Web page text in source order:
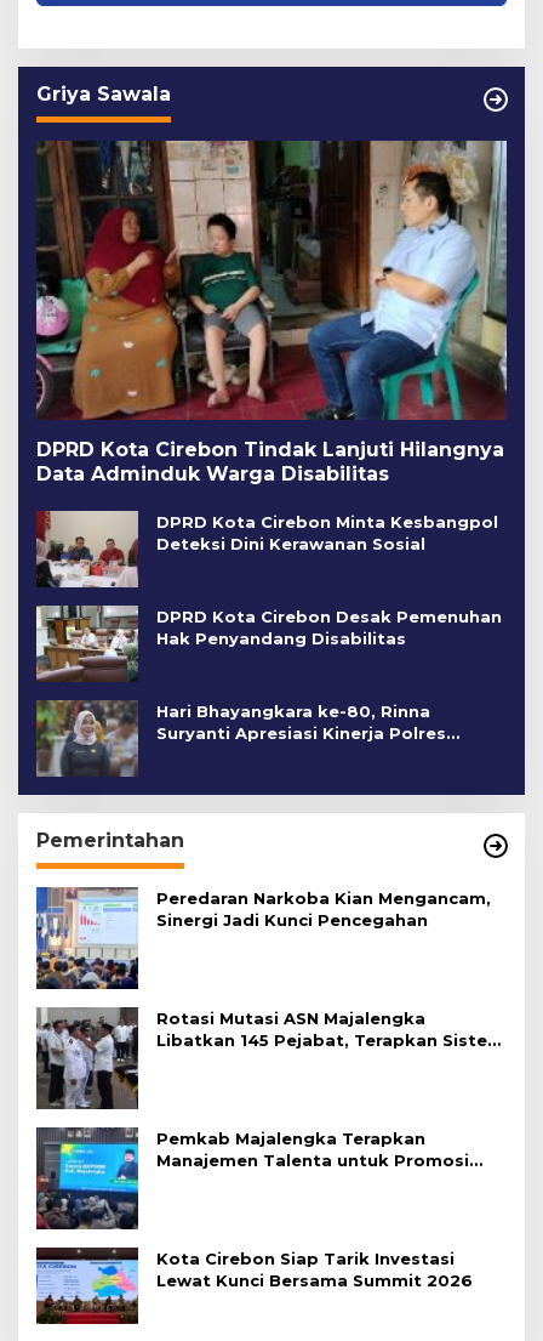
Griya Sawala
DPRD Kota Cirebon Tindak Lanjuti Hilangnya
Data Adminduk Warga Disabilitas
DPRD Kota Cirebon Minta Kesbangpol
Deteksi Dini Kerawanan Sosial
DPRD Kota Cirebon Desak Pemenuhan
Hak Penyandang Disabilitas
Hari Bhayangkara ke-80, Rinna
Suryanti Apresiasi Kinerja Polres
Pemerintahan
Peredaran Narkoba Kian Mengancam,
Sinergi Jadi Kunci Pencegahan
Rotasi Mutasi ASN Majalengka
Libatkan 145 Pejabat, Terapkan Sistem
Pemkab Majalengka Terapkan
Manajemen Talenta untuk Promosi
Kota Cirebon Siap Tarik Investasi
Lewat Kunci Bersama Summit 2026